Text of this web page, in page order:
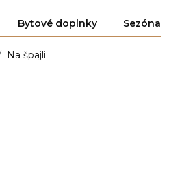
Bytové doplnky Sezóna
Na špajli